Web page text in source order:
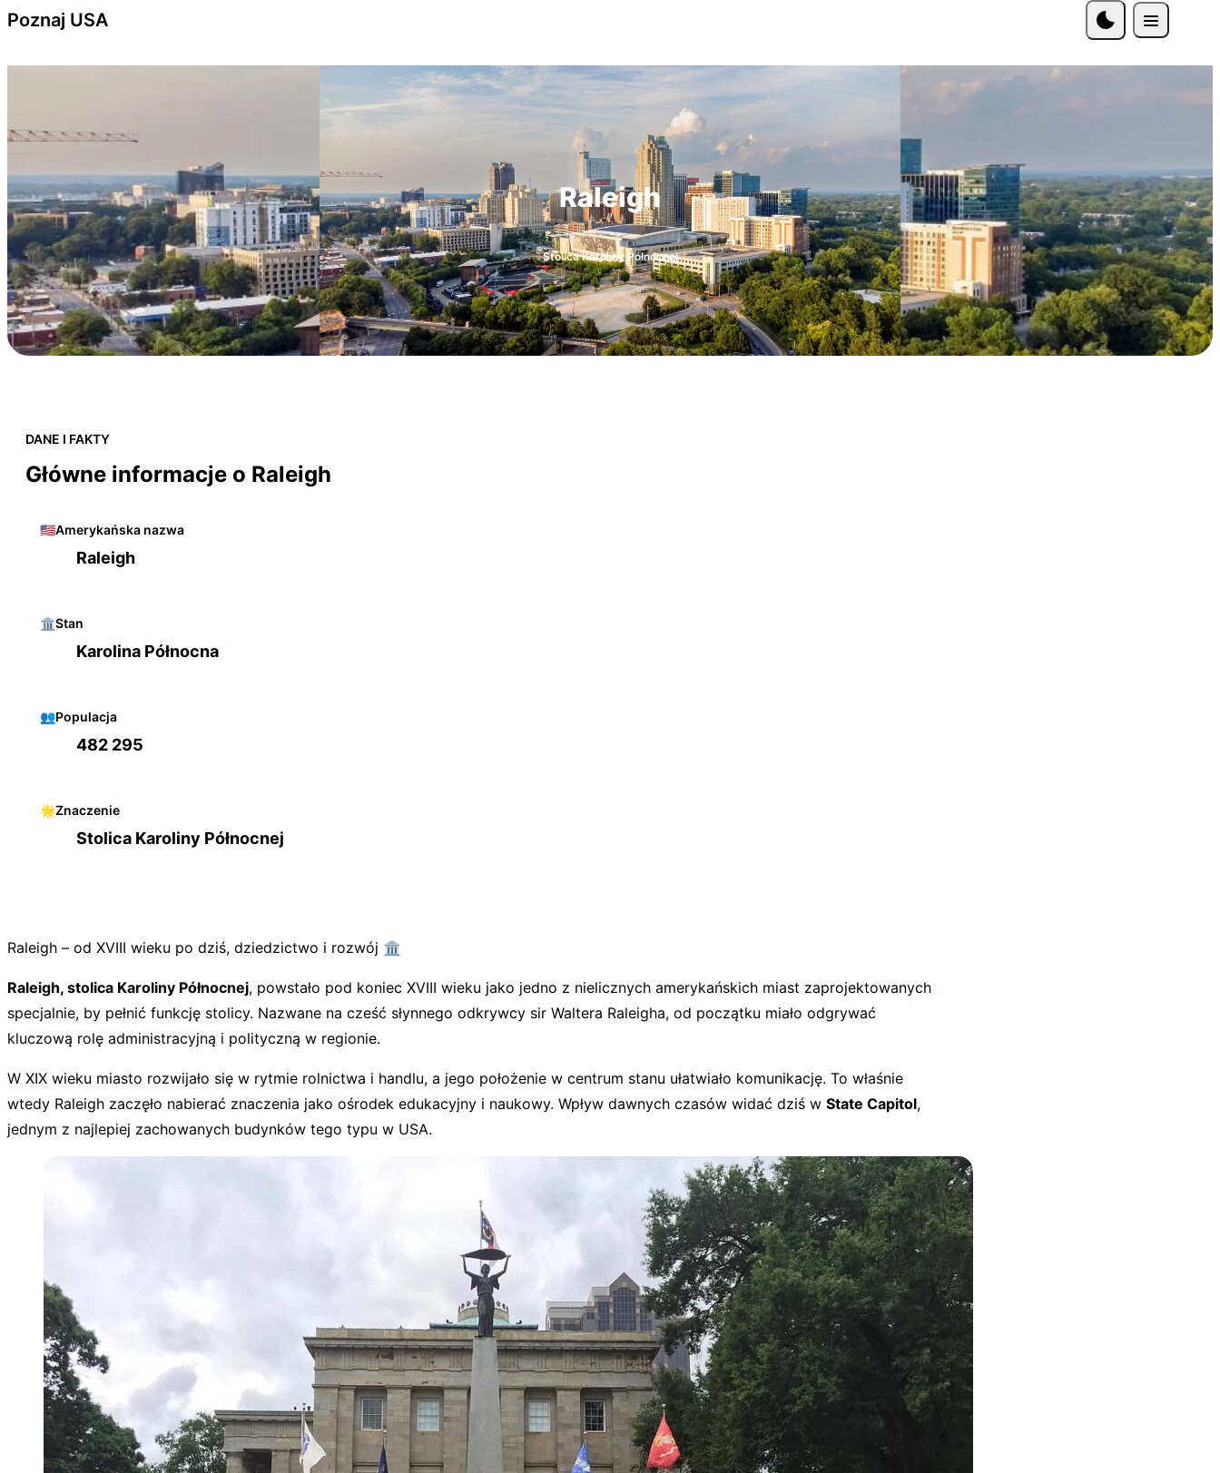
Przejdź do treści
Poznaj USA
Raleigh
Stolica Karoliny Północnej
DANE I FAKTY
Główne informacje o Raleigh
🇺🇸Amerykańska nazwa
Raleigh
🏛️Stan
Karolina Północna
👥Populacja
482 295
🌟Znaczenie
Stolica Karoliny Północnej
Raleigh – od XVIII wieku po dziś, dziedzictwo i rozwój 🏛️
Raleigh, stolica Karoliny Północnej, powstało pod koniec XVIII wieku jako jedno z nielicznych amerykańskich miast zaprojektowanych
specjalnie, by pełnić funkcję stolicy. Nazwane na cześć słynnego odkrywcy sir Waltera Raleigha, od początku miało odgrywać
kluczową rolę administracyjną i polityczną w regionie.
W XIX wieku miasto rozwijało się w rytmie rolnictwa i handlu, a jego położenie w centrum stanu ułatwiało komunikację. To właśnie
wtedy Raleigh zaczęło nabierać znaczenia jako ośrodek edukacyjny i naukowy. Wpływ dawnych czasów widać dziś w State Capitol,
jednym z najlepiej zachowanych budynków tego typu w USA.